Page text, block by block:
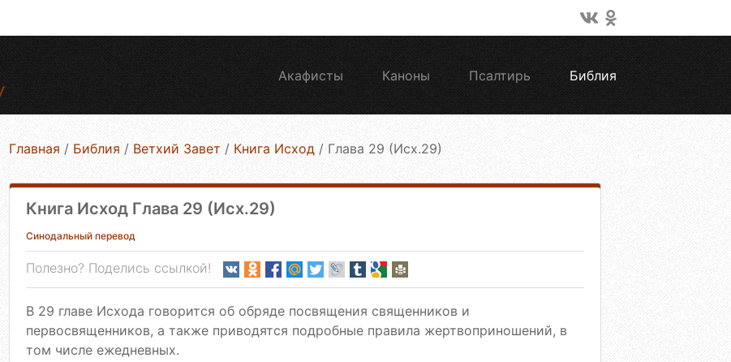
Акафисты Каноны Псалтирь Библия
Главная / Библия / Ветхий Завет / Книга Исход / Глава 29 (Исх.29)
Книга Исход Глава 29 (Исх.29)
Синодальный перевод
Полезно? Поделись ссылкой!
В 29 главе Исхода говорится об обряде посвящения священников и
первосвященников, а также приводятся подробные правила жертвоприношений, в
том числе ежедневных.